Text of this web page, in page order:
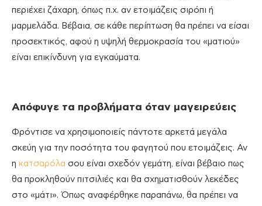
περιέχει ζάχαρη, όπως π.χ. αν ετοιμάζεις σιρόπι ή
μαρμελάδα. Βέβαια, σε κάθε περίπτωση θα πρέπει να είσαι
προσεκτικός, αφού η υψηλή θερμοκρασία του «ματιού»
είναι επικίνδυνη για εγκαύματα.
Απόφυγε τα προβλήματα όταν μαγειρεύεις
Φρόντισε να χρησιμοποιείς πάντοτε αρκετά μεγάλα
σκεύη για την ποσότητα του φαγητού που ετοιμάζεις. Αν
η κατσαρόλα σου είναι σχεδόν γεμάτη, είναι βέβαιο πως
θα προκληθούν πιτσιλιές και θα σχηματισθούν λεκέδες
στο «μάτι». Όπως αναφέρθηκε παραπάνω, θα πρέπει να